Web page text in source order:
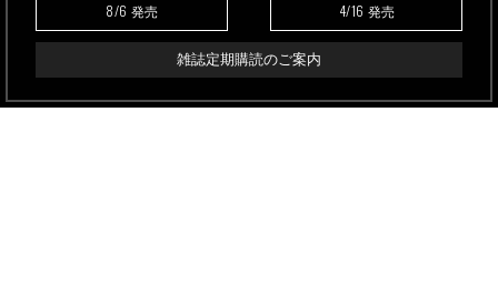
8/6 発売 4/16 発売
雑誌定期購読のご案内